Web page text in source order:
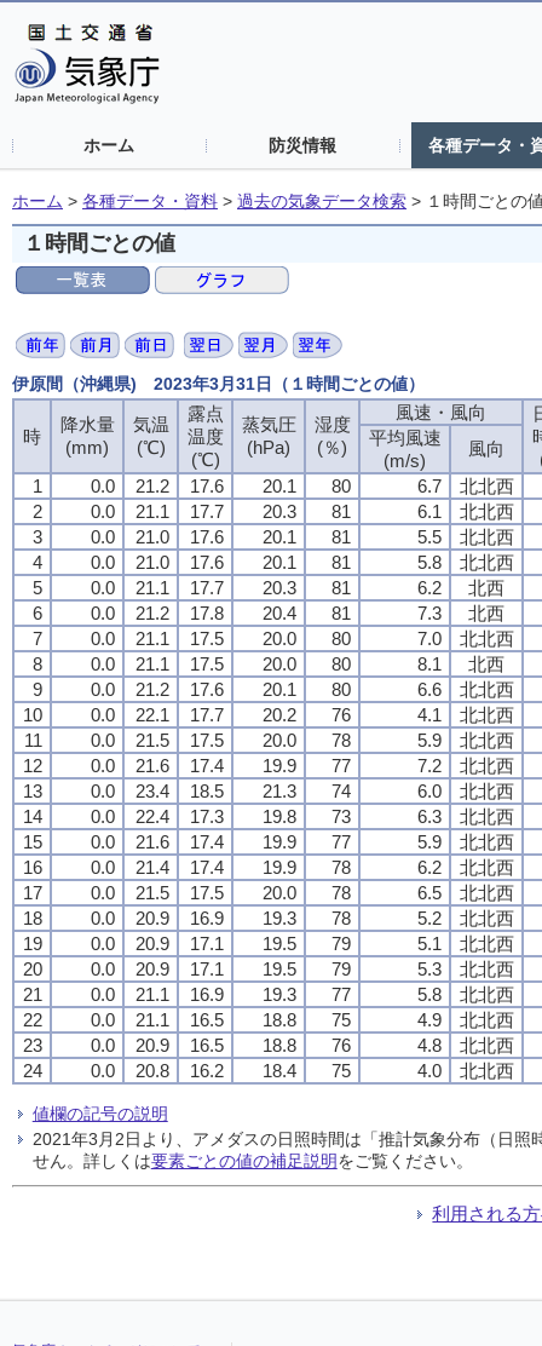
ホーム 防災情報 各種データ・
ホーム > 各種データ・資料 > 過去の気象データ検索 > １時間ごとの
１時間ごとの値
伊原間（沖縄県) 2023年3月31日（１時間ごとの値）
時
降水量
(mm)
気温
(℃)
露点
温度
(℃)
蒸気圧
(hPa)
湿度
(％)
風速・風向
平均風速
(m/s)
風向
1
0.0 21.2 17.6 20.1 80 6.7
北北西
2
0.0 21.1 17.7 20.3 81 6.1
北北西
3
0.0 21.0 17.6 20.1 81 5.5
北北西
4
0.0 21.0 17.6 20.1 81 5.8
北北西
5
0.0 21.1 17.7 20.3 81 6.2
北西
6
0.0 21.2 17.8 20.4 81 7.3
北西
7
0.0 21.1 17.5 20.0 80 7.0
北北西
8
0.0 21.1 17.5 20.0 80 8.1
北西
9
0.0 21.2 17.6 20.1 80 6.6
北北西
10
0.0 22.1 17.7 20.2 76 4.1
北北西
11
0.0 21.5 17.5 20.0 78 5.9
北北西
12
0.0 21.6 17.4 19.9 77 7.2
北北西
13
0.0 23.4 18.5 21.3 74 6.0
北北西
14
0.0 22.4 17.3 19.8 73 6.3
北北西
15
0.0 21.6 17.4 19.9 77 5.9
北北西
16
0.0 21.4 17.4 19.9 78 6.2
北北西
17
0.0 21.5 17.5 20.0 78 6.5
北北西
18
0.0 20.9 16.9 19.3 78 5.2
北北西
19
0.0 20.9 17.1 19.5 79 5.1
北北西
20
0.0 20.9 17.1 19.5 79 5.3
北北西
21
0.0 21.1 16.9 19.3 77 5.8
北北西
22
0.0 21.1 16.5 18.8 75 4.9
北北西
23
0.0 20.9 16.5 18.8 76 4.8
北北西
24
0.0 20.8 16.2 18.4 75 4.0 北北西
値欄の記号の説明
2021年3月2日より、アメダスの日照時間は「推計気象分布（日
せん。詳しくは要素ごとの値の補足説明をご覧ください。
利用される